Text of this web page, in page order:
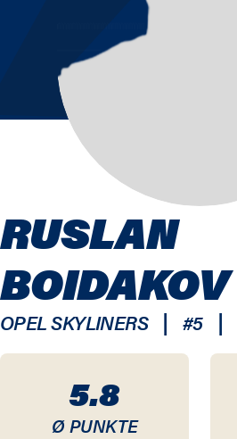
5.8
Ø PUNKTE
RUSLAN
BOIDAKOV
OPEL SKYLINERS | #5 |